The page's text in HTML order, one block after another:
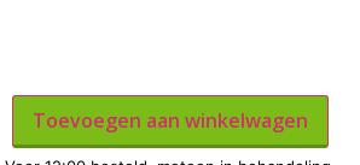
Toevoegen aan winkelwagen